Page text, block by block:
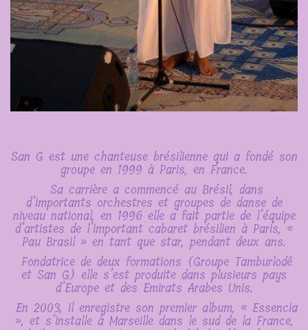
San G est une chanteuse brésilienne qui a fondé son
groupe en 1999 à Paris, en France.
Sa carrière a commencé au Brésil, dans
d’importants orchestres et groupes de danse de
niveau national, en 1996 elle a fait partie de l’équipe
d’artistes de l’important cabaret brésilien à Paris, «
Pau Brasil » en tant que star, pendant deux ans.
Fondatrice de deux formations (Groupe Tamburlodê
et San G) elle s’est produite dans plusieurs pays
d’Europe et des Emirats Arabes Unis.
En 2003, il enregistre son premier album, « Essencia
», et s’installe à Marseille dans le sud de la France,